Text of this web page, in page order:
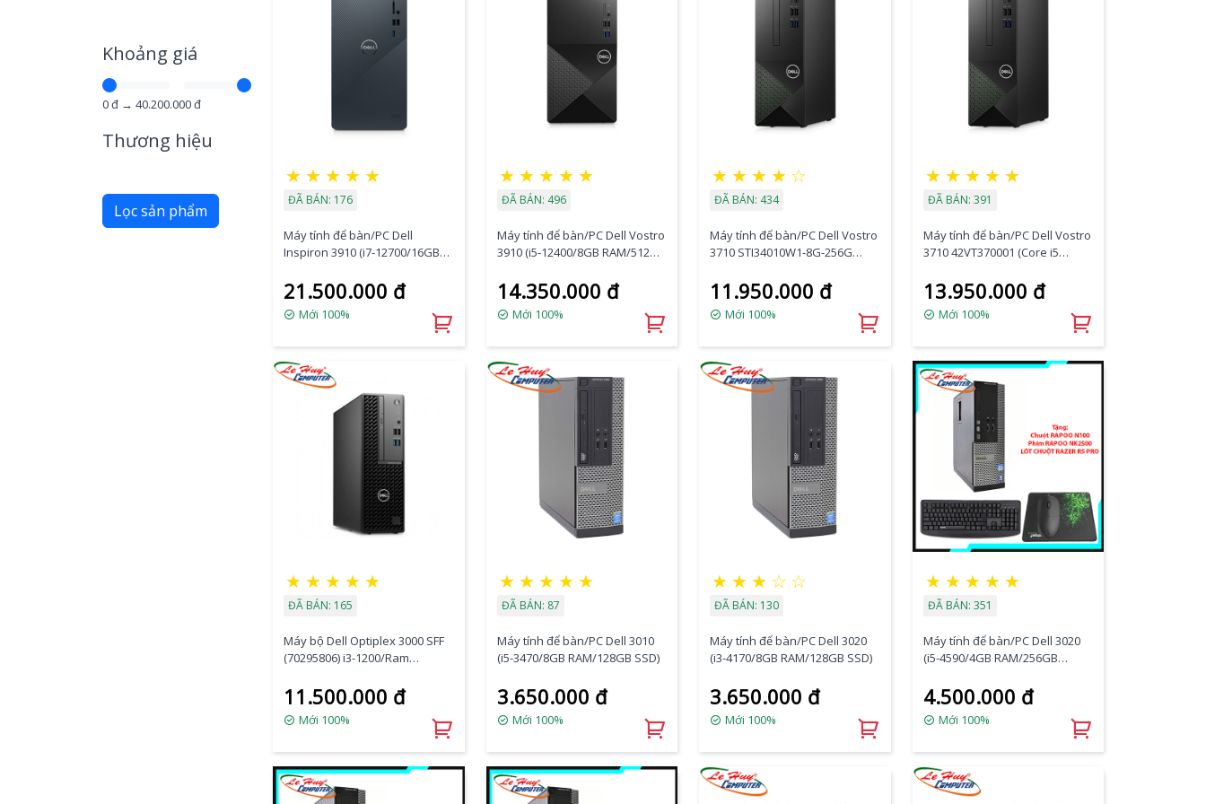
Khoảng giá
0đ → 40.200.000đ
Thương hiệu
Lọc sản phẩm
★ ★ ★ ★ ★
ĐÃ BÁN: 176
Máy tính để bàn/PC Dell
Inspiron 3910 (i7-12700/16GB
SSD/WL+BT/K+M/Office/Win11)
(STI71556W1-16G-512G)
21.500.000 đ
Mới 100%
★ ★ ★ ★ ★
ĐÃ BÁN: 496
Máy tính để bàn/PC Dell Vostro
3910 (i5-12400/8GB RAM/512GB
(9M2DD2)
14.350.000 đ
Mới 100%
★ ★ ★ ★ ☆
ĐÃ BÁN: 434
Máy tính để bàn/PC Dell Vostro
3710 STI34010W1-8G-256G
256Gb / Non DVD/ Wifi +
Bluetooth / Windows 11 Home)
11.950.000 đ
Mới 100%
★ ★ ★ ★ ★
ĐÃ BÁN: 391
Máy tính để bàn/PC Dell Vostro
3710 42VT370001 (Core i5
SSD/ Intel UHD Graphics/
Windows 11 Home)
13.950.000 đ
Mới 100%
★ ★ ★ ★ ★
ĐÃ BÁN: 165
Máy bộ Dell Optiplex 3000 SFF
(70295806) i3-1200/Ram
11.500.000 đ
Mới 100%
★ ★ ★ ★ ★
ĐÃ BÁN: 87
Máy tính để bàn/PC Dell 3010
(i5-3470/8GB RAM/128GB SSD)
3.650.000 đ
Mới 100%
★ ★ ★ ☆ ☆
ĐÃ BÁN: 130
Máy tính để bàn/PC Dell 3020
(i3-4170/8GB RAM/128GB SSD)
3.650.000 đ
Mới 100%
★ ★ ★ ★ ★
ĐÃ BÁN: 351
Máy tính để bàn/PC Dell 3020
(i5-4590/4GB RAM/256GB
4.500.000 đ
Mới 100%